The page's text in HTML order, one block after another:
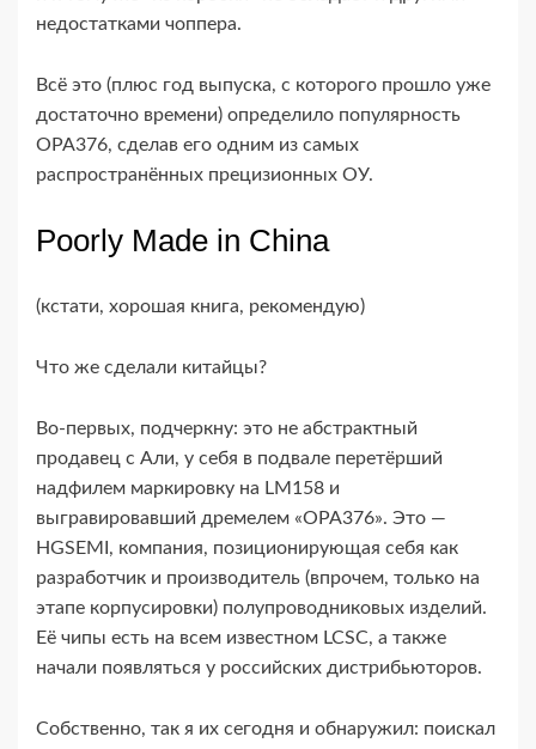
недостатками чоппера.
Всё это (плюс год выпуска, с которого прошло уже
достаточно времени) определило популярность
OPA376, сделав его одним из самых
распространённых прецизионных ОУ.
Poorly Made in China
(кстати, хорошая книга, рекомендую)
Что же сделали китайцы?
Во-​первых, подчеркну: это не абстрактный
продавец с Али, у себя в подвале перетёрший
надфилем маркировку на LM158 и
выгравировавший дремелем «OPA376». Это —
HGSEMI, компания, позиционирующая себя как
разработчик и производитель (впрочем, только на
этапе корпусировки) полупроводниковых изделий.
Её чипы есть на всем известном LCSC, а также
начали появляться у российских дистрибьюторов.
Собственно, так я их сегодня и обнаружил: поискал